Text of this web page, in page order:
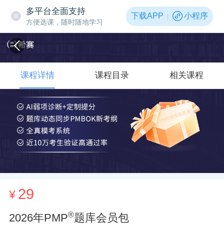
多平台全面支持
方便选课，随时随地学习
下载APP 小程序
¥ 29
2026年PMP®题库会员包
课程详情 课程目录 相关课程